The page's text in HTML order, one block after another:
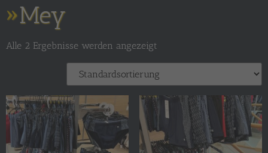
Mey
Alle 2 Ergebnisse werden angezeigt